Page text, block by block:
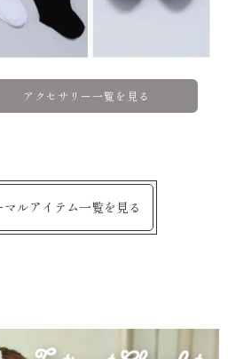
アクセサリー一覧を見る
ルアイテム一覧を見る